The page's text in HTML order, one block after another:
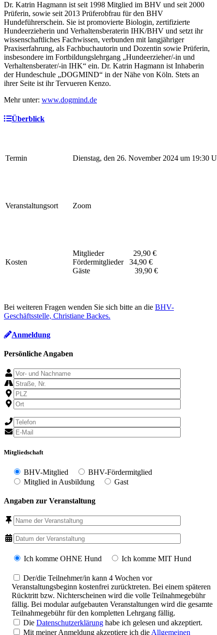
Dr. Katrin Hagmann ist seit 1998 Mitglied im BHV und seit 2000
Prüferin, sowie seit 2013 Prüferobfrau für den BHV
Hundeführerschein. Sie ist promovierte Biologin, zertifizierte
Hundeerzieherin und Verhaltensberaterin IHK/BHV und setzt ihr
wissenschaftliches Fachwissen, verbunden mit langjähriger
Praxiserfahrung, als Fachbuchautorin und Dozentin sowie Prüferin,
insbesondere im Fortbildungslehrgang „Hundeerzieher/-in und
Verhaltensberater/-in IHK“ ein. Dr. Katrin Hagmann ist Inhaberin
der Hundeschule „DOGMIND“ in der Nähe von Köln. Stets an
ihrer Seite ist ihr Tervueren Kenzo.
Mehr unter: www.dogmind.de
Überblick
Termin Dienstag, den 26. November 2024 um 19:30
Veranstaltungsort Zoom
Kosten
Mitglieder 29,90 €
Fördermitglieder 34,90 €
Gäste 39,90 €
Bei weiteren Fragen wenden Sie sich bitte an die BHV-
Geschäftsstelle, Christiane Backes.
Anmeldung
Persönliche Angaben
Mitgliedschaft
BHV-Mitglied
BHV-Fördermitglied
Mitglied in Ausbildung
Gast
Angaben zur Veranstaltung
Ich komme OHNE Hund Ich komme MIT Hund
Der/die Teilnehmer/in kann 4 Wochen vor
Veranstaltungsbeginn kostenfrei zurücktreten. Bei einem späteren
Rücktritt bzw. Nichterscheinen wird die volle Teilnahmegebühr
fällig. Bei modular aufgebauten Veranstaltungen wird die gesamte
Teilnahmegebühr für den kompletten Lehrgang fällig.
Die Datenschutzerklärung habe ich gelesen und akzeptiert.
Mit meiner Anmeldung akzeptiere ich die Allgemeinen